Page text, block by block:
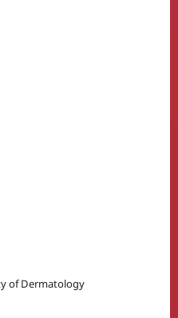
of Dermatology